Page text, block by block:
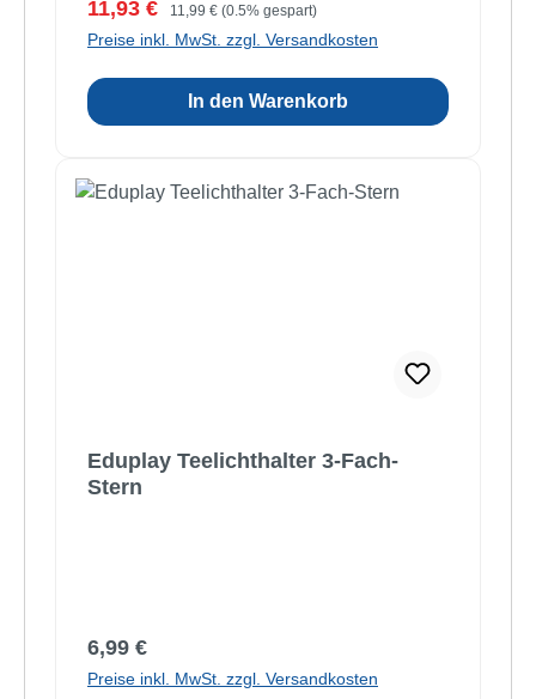
Verkaufspreis:
11,93 € Regulärer Preis:
11,99 € (0.5% gespart)
Preise inkl. MwSt. zzgl. Versandkosten
In den Warenkorb
Eduplay Teelichthalter 3-Fach-
Stern
Regulärer Preis:
6,99 €
Preise inkl. MwSt. zzgl. Versandkosten